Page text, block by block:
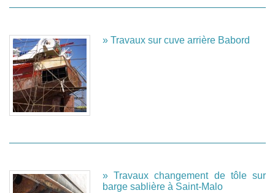
» Travaux sur cuve arrière Babord
» Travaux changement de tôle sur
barge sablière à Saint-Malo